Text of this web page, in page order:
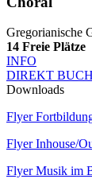
Gregorianische
14 Freie Plätze
INFO
DIREKT
Downloads
Flyer
Flyer Inhouse/
Flyer Musik im